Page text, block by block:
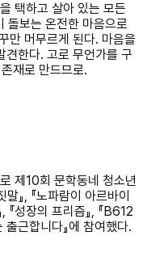
택하고 살아 있는 모든
돌보는 온전한 마음으로
만 머무르게 된다. 마음을
견한다.고로 무언가를 구
재로 만드므로.
제10회 문학동네 청소년
말』, 『노파람이 아르바이
, 『성장의 프리즘』, 『 B612
출근합니다』에 참여했다.